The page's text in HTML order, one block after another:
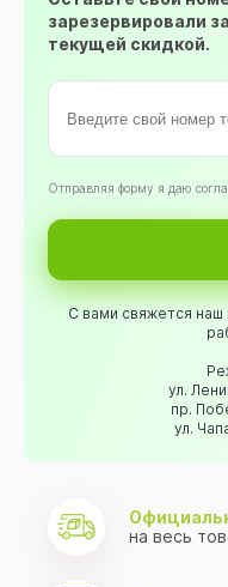
зарезервировали
текущей скидкой.
Oтправляя форму я даю
С вами свяжется
ул.
пр.
ул.
на весь